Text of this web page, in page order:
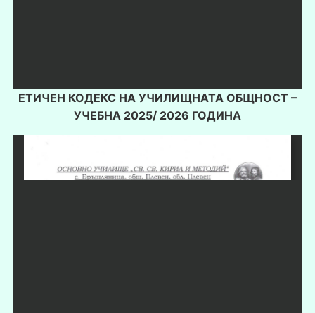
ЕТИЧЕН КОДЕКС НА УЧИЛИЩНАТА ОБЩНОСТ –
УЧЕБНА 2025/ 2026 ГОДИНА